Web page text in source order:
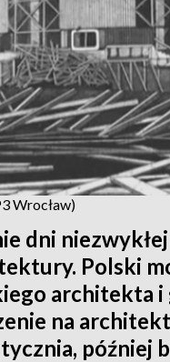
Wrocław)
dni
Polski
architekta
na
później